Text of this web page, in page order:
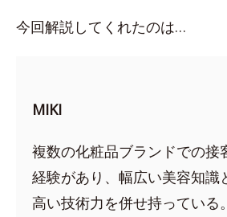
今回解説してくれたのは…
MIKI
複数の化粧品ブランドでの接
経験があり、幅広い美容知識
高い技術力を併せ持っている